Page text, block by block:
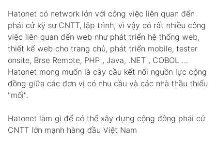
Hatonet có network lớn với công việc liên quan đến
phái cử kỹ sư CNTT, lập trình, vì vậy có rất nhiều công
việc liên quan đến web như phát triển hệ thống web,
thiết kế web cho trang chủ, phát triển mobile, tester
onsite, Brse Remote, PHP , Java, .NET , COBOL …
Hatonet mong muốn là cây cầu kết nối nguồn lực cộng
đồng giữa các đơn vị có nhu cầu và các nhà thầu thiếu
"mối".
Hatonet làm gì để có thể xây dựng cộng đồng phái cử
CNTT lớn mạnh hàng đầu Việt Nam